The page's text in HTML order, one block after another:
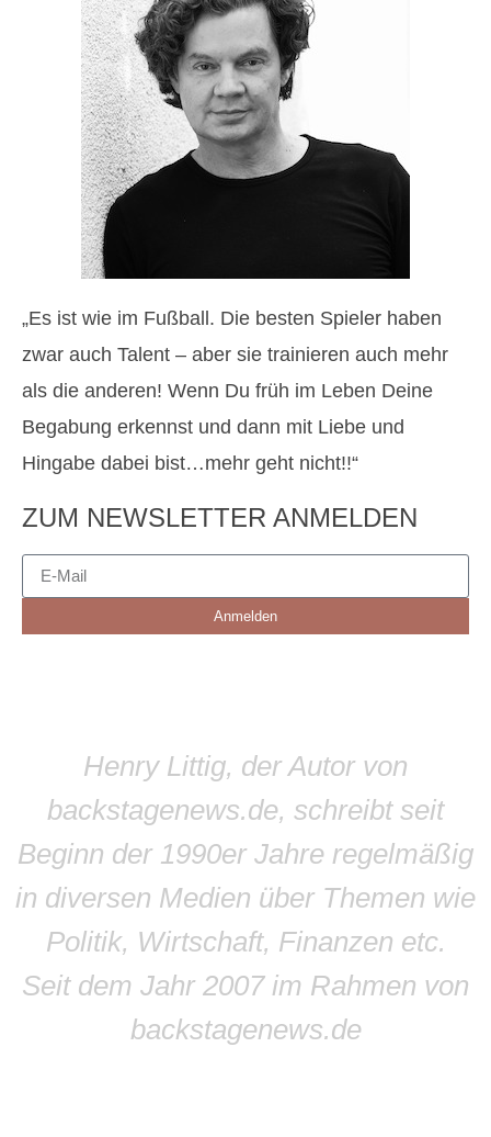
„Es ist wie im Fußball. Die besten Spieler haben
zwar auch Talent – aber sie trainieren auch mehr
als die anderen! Wenn Du früh im Leben Deine
Begabung erkennst und dann mit Liebe und
Hingabe dabei bist…mehr geht nicht!!“
ZUM NEWSLETTER ANMELDEN
Anmelden
Henry Littig, der Autor von
backstagenews.de, schreibt seit
Beginn der 1990er Jahre regelmäßig
in diversen Medien über Themen wie
Politik, Wirtschaft, Finanzen etc.
Seit dem Jahr 2007 im Rahmen von
backstagenews.de